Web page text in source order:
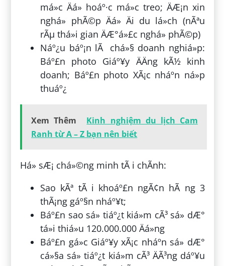
má»c Äá» hoáº·c má»c treo; ÄÆ¡n xin
nghá» phÃ©p Äá» Äi du lá»ch (nÃªu
rÃµ thá»i gian ÄÆ°á»£c nghá» phÃ©p)
Náº¿u báº¡n lÃ chá»§ doanh nghiá»p:
Báº£n photo Giáº¥y ÄÄng kÃ½ kinh
doanh; Báº£n photo XÃ¡c nháº­n ná»p
thuáº¿
Xem Thêm
Kinh nghiệm du lịch Cam
Ranh từ A – Z bạn nên biết
Há» sÆ¡ chá»©ng minh tÃ i chÃ­nh:
Sao kÃª tÃ i khoáº£n ngÃ¢n hÃ ng 3
thÃ¡ng gáº§n nháº¥t;
Báº£n sao sá» tiáº¿t kiá»m cÃ³ sá» dÆ°
tá»i thiá»u 120.000.000 Äá»ng
Báº£n gá»c Giáº¥y xÃ¡c nháº­n sá» dÆ°
cá»§a sá» tiáº¿t kiá»m cÃ³ ÄÃ³ng dáº¥u